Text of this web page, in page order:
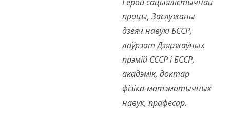
працы, Заслужаны
дзеяч навукі БССР,
лаўрэат Дзяржаўных
прэмій СССР і БССР,
акадэмік, доктар
фізіка-матэматычных
навук, прафесар.